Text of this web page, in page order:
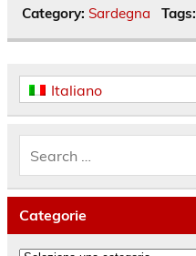
Category: Sardegna Tags:
Italiano
Categorie